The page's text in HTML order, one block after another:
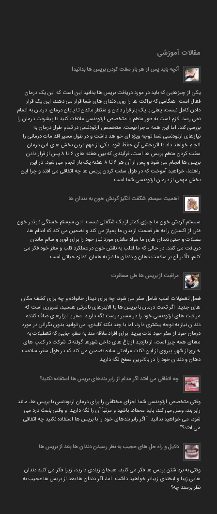
مقالات آموزشی
آنچه باید پس از هر بار سفت کردن بریس ها بدانید!
یکی از چیزهایی که باید در مورد دریافت بریس ها بدانید این است که این یک درمان
فعال است. هنگامی که براکت ها را روی دندان های شما قرار می دهند، این یک قرار
دادن کامل نیست، یعنی با یک بار قرار دادن و منتظر ماندن تا پایان درمان، درمان به اتمام
نمی رسد. لازم است به طور منظم با متخصص ارتودنسی ملاقات کنید تا پیشرفت درمان را
بررسی کند، اما این همه ماجرا نیست. متخصص ارتودنسی در تمام طول درمان به
نیازهای ارتودنسی شما توجه ویژه ای خواهد داشت و در طول مسیر اقدامات درمانی را
انجام خواهد داد تا اثربخشی آن حفظ شود. یکی از مهم ترین بخش های این درمان
سفت کردن منظم بریس ها است، فرآیندی که بین هفته های ۶ تا ۸ پس از قرار دادن
بریس ها انجام می شود و پس از آن هر ۶ تا ۸ هفته یک بار انجام می شود. در این
راهنما، خواهید آموخت که در طول سفت کردن بریس ها چه اتفاقی می افتد و چرا این
بخش مهمی از درمان ارتودنسی شما است.
اهمیت سیستم شگفت انگیز گردش خون به دندان ها
سیستم گردش خون ما چیزی کمتر از یک شگفتی نیست. این سیستم خستگی ناپذیر خون
غنی از اکسیژن را به هر قسمت از بدن ما پمپاژ می کند و تضمین می کند که اندام ها،
عضلات و حتی دندان های ما مواد مغذی مورد نیاز خود را برای قوی و سالم ماندن
دریافت می کنند. در حالی که ما اغلب به نقش خون در عملکرد قلب و مغز خود فکر می
کنیم، تأثیر آن بر سلامت دهان و دندان ما نیز به همان اندازه حیاتی است.
مراقبت از بریس ها طی مسافرت
فصل تعطیلات اغلب شامل سفر می شود، چه برای دیدار خانواده و چه برای کشف مکان
های جدید. اگر تحت درمان با بریس ها یا الاینرهای نامرئی هستید، ضروری است که
مراقبت های ارتودنسی خود را در مسیر درست نگه دارید. سفر با ابزارهای صاف کننده
دندان نیاز به توجه بیشتری دارد، اما با چند نکته کلیدی، می توانید بدون نگرانی در مورد
درمان خود از سفر خود لذت ببرید. برای افراد علاقه مند به سفر، جایی که تعطیلات به
معنای همه چیز است، از بازدید از باغ های داخل شهرها گرفته تا شرکت در کمپ های
خارج از شهر، پیروی از این نکات مراقبتی ساده تضمین می کند که در طول سفر، سلامت
دهان و دندان خود را در بالاترین سطح نگه دارید.
چه اتفاقی می افتد اگر مدام از رابر بندهای بریس ها استفاده نکنید؟
وقتی متخصص ارتودنسی شما اجزای مختلفی را برای درمان ارتودنسی با بریس ها، مانند
رابر بند، وصل می کند، باید محتاط باشید و مرتباً آن را نگه دارید. و وقتی باعث درد می
شود، می خواهید بدانید: “اگر رابر بندهای خود را با بریس ها استفاده نکنید چه اتفاقی
می افتد؟”
دلایل و راه حل های عجیب به نظر رسیدن دندان ها بعد از بریس ها
وقتی به برداشتن بریس ها فکر می کنید، هیجان زیادی دارید، زیرا فکر می کنید دندان
هایی زیبا و لبخندی زیباتر خواهید داشت. اما، اگر دندان ها بعد از بریس ها عجیب به
نظر برسند چه؟